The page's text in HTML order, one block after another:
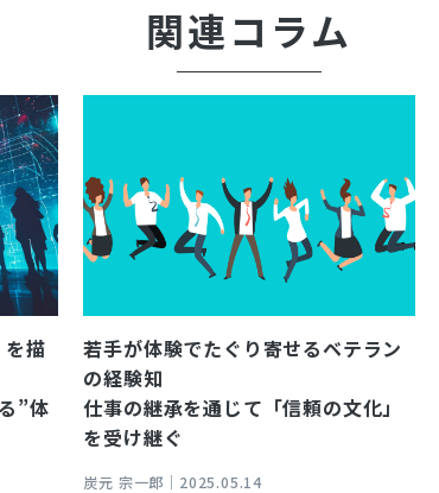
関連コラム
描
”体
若手が体験でたぐり寄せるベテラン
の経験知
仕事の継承を通じて「信頼の文化」
を受け継ぐ
炭元 宗一郎｜ 2025.05.14